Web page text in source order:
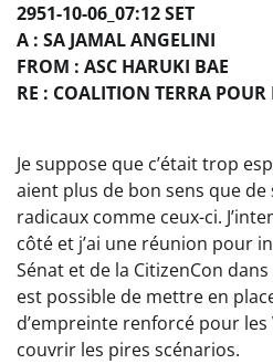
2951-10-06_07:12 SET
A : SA JAMAL ANGELINI
FROM : ASC HARUKI BAE
RE : COALITION TERRA POUR
Je suppose que c’était trop
aient plus de bon sens que de
radicaux comme ceux-ci.
côté et j’ai une réunion pour
Sénat et de la CitizenCon dans
est possible de mettre en
d’empreinte renforcé pour
couvrir les pires scénarios.